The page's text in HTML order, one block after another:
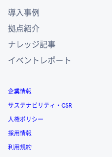
導入事例
拠点紹介
ナレッジ記事
イベントレポート
企業情報
サステナビリティ・CSR
人権ポリシー
採用情報
利用規約